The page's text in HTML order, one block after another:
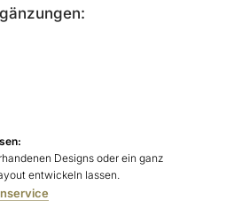
Designs oder ein ganz
entwickeln lassen.